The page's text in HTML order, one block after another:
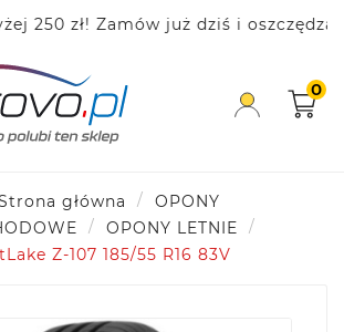
zł! Zamów już dziś i oszczędzaj!
0
główna
OPONY
OPONY LETNIE
Z-107 185/55 R16 83V